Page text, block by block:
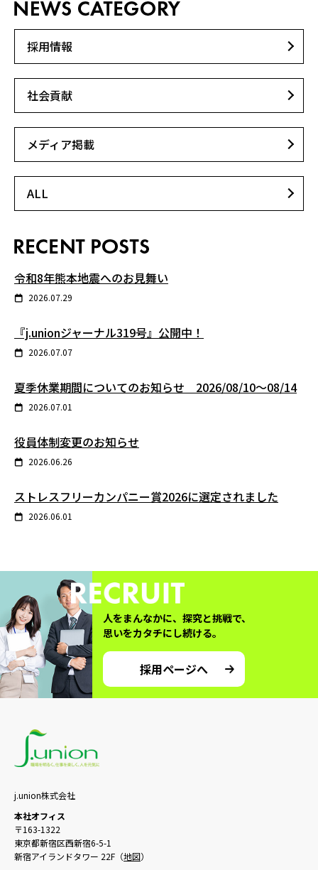
採用情報
社会貢献
メディア掲載
ALL
令和8年熊本地震へのお見舞い
2026.07.29
『j.unionジャーナル319号』公開中！
2026.07.07
夏季休業期間についてのお知らせ 2026/08/10～08/14
2026.07.01
役員体制変更のお知らせ
2026.06.26
ストレスフリーカンパニー賞2026に選定されました
2026.06.01
人をまんなかに、探究と挑戦で、
思いをカタチにし続ける。
採用ページへ
j.union株式会社
本社オフィス
〒163-1322
東京都新宿区西新宿6-5-1
新宿アイランドタワー 22F（地図）